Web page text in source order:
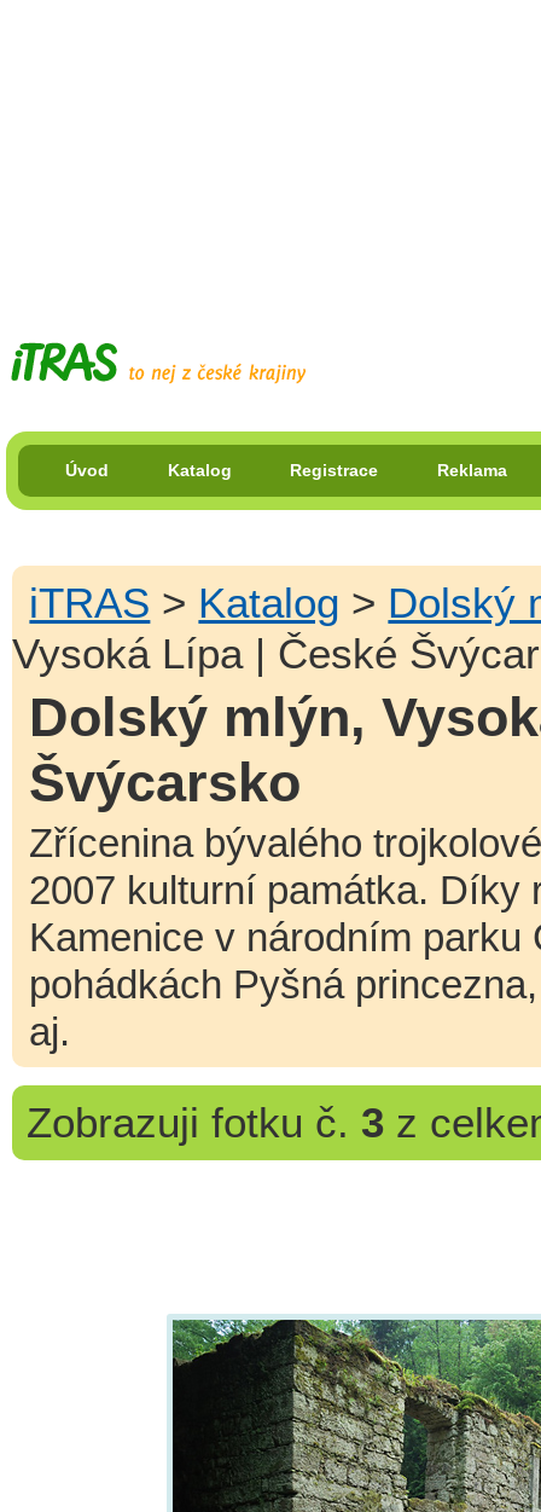
Úvod Katalog Registrace Reklama
iTRAS > Katalog > Dolský
Vysoká Lípa | České
Dolský mlýn,
Švýcarsko
Zřícenina bývalého
2007 kulturní památka. Díky
Kamenice v národním
pohádkách Pyšná
aj.
Zobrazuji fotku č. 3z